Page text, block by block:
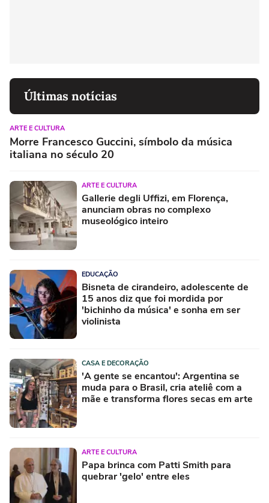
Últimas notícias
ARTE E CULTURA
Morre Francesco Guccini, símbolo da música
italiana no século 20
ARTE E CULTURA
Gallerie degli Uffizi, em Florença,
anunciam obras no complexo
museológico inteiro
EDUCAÇÃO
Bisneta de cirandeiro, adolescente de
15 anos diz que foi mordida por
'bichinho da música' e sonha em ser
violinista
CASA E DECORAÇÃO
'A gente se encantou': Argentina se
muda para o Brasil, cria ateliê com a
mãe e transforma flores secas em arte
ARTE E CULTURA
Papa brinca com Patti Smith para
quebrar 'gelo' entre eles